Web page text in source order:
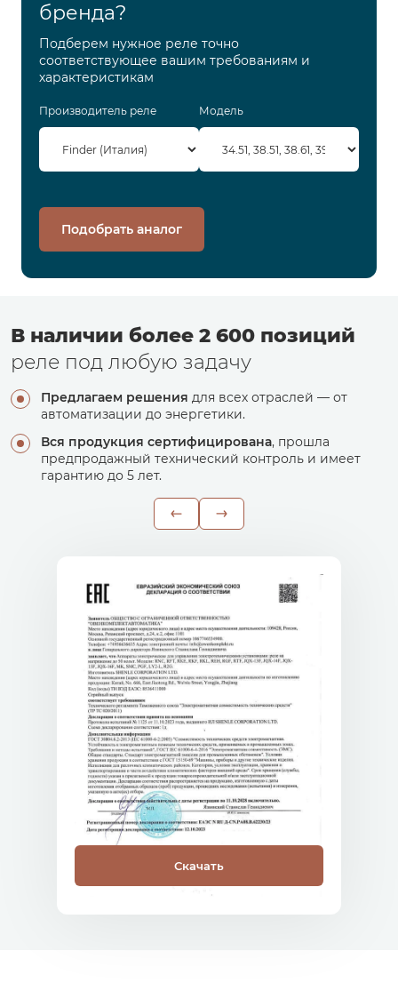
бренда?
Подберем нужное реле точно
соответствующее вашим требованиям и
характеристикам
Производитель реле Модель
Подобрать аналог
В наличии более 2 600 позиций
реле под любую задачу
Предлагаем решения для всех отраслей — от
автоматизации до энергетики.
Вся продукция сертифицирована, прошла
предпродажный технический контроль и имеет
гарантию до 5 лет.
Скачать